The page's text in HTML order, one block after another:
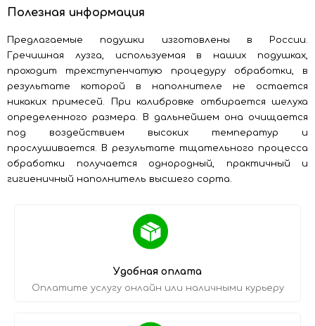
Полезная информация
Предлагаемые подушки изготовлены в России.
Гречишная лузга, используемая в наших подушках,
проходит трехступенчатую процедуру обработки, в
результате которой в наполнителе не остается
никаких примесей. При калибровке отбирается шелуха
определенного размера. В дальнейшем она очищается
под воздействием высоких температур и
прослушивается. В результате тщательного процесса
обработки получается однородный, практичный и
гигиеничный наполнитель высшего сорта.
Удобная оплата
Оплатите услугу онлайн или наличными курьеру